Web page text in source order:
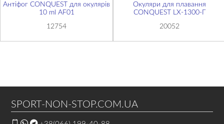
Антіфог CONQUEST для окулярів
10 ml AF01
12754
Окуляри для плавання
CONQUEST LX-1300-Г
20052
SPORT-NON-STOP.COM.UA